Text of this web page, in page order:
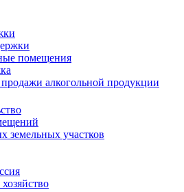
помещения
алкогольной продукции
земельных участков